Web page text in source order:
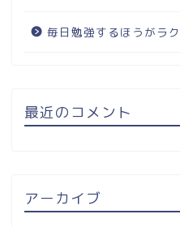
毎日勉強するほうがラク
最近のコメント
アーカイブ